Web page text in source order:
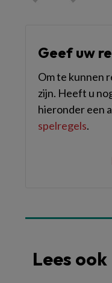
Geef uw
Om te kunnen
zijn. Heeft u
hieronder een
spelregels.
Lees ook